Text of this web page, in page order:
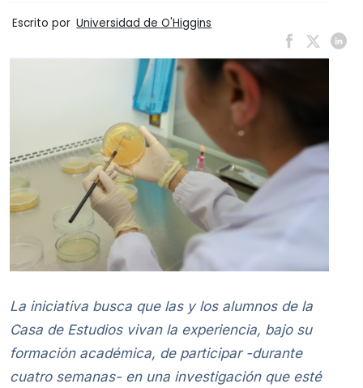
Escrito por Universidad de O'Higgins
La iniciativa busca que las y los alumnos de la
Casa de Estudios vivan la experiencia, bajo su
formación académica, de participar -durante
cuatro semanas- en una investigación que esté